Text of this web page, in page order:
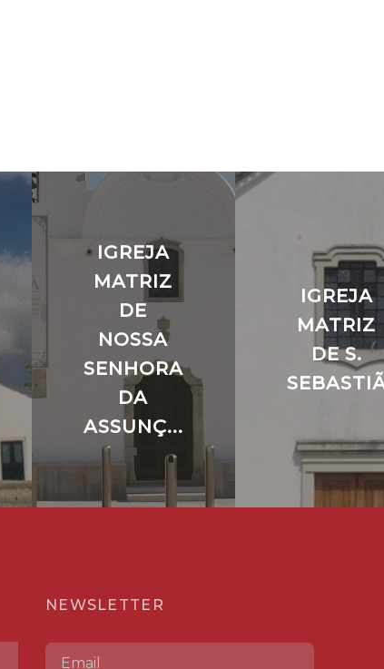
IGREJA
MATRIZ
DE
NOSSA
SENHORA
DA
ASSUNÇ...
IGREJA
MATRIZ
DE S.
NEWSLETTER